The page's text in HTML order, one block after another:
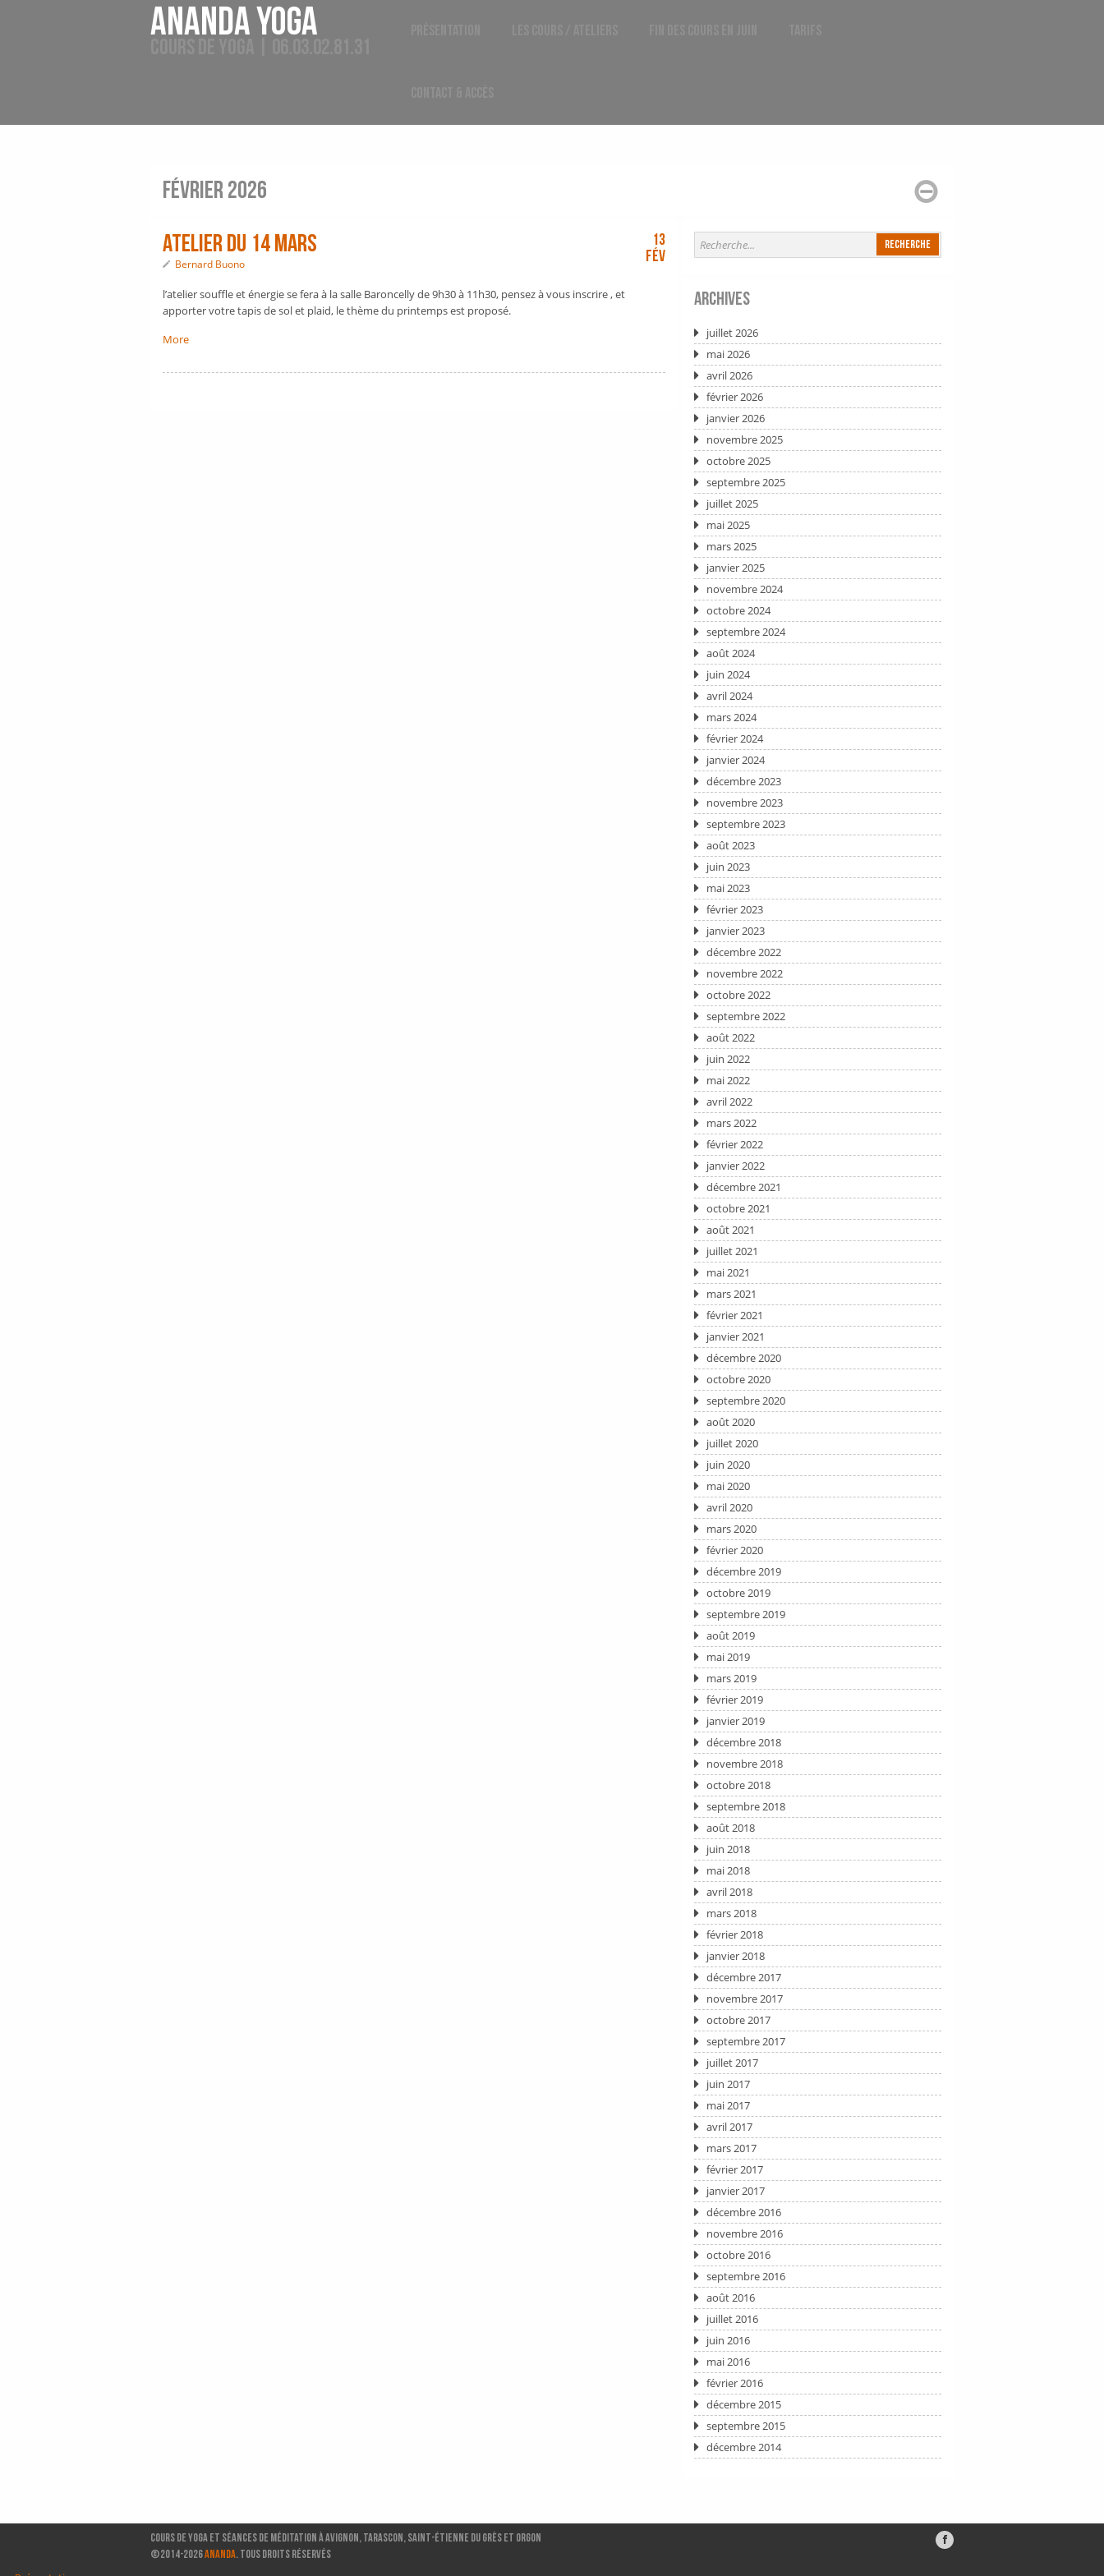
Ananda Yoga
février 2026
Atelier du 14 mars
Bernard Buono
13
Fév
l’atelier souffle et énergie se fera à la salle Baroncelly de 9h30 à 11h30, pensez à vous inscrire , et
apporter votre tapis de sol et plaid, le thème du printemps est proposé.
More
Archives
juillet 2026
mai 2026
avril 2026
février 2026
janvier 2026
novembre 2025
octobre 2025
septembre 2025
juillet 2025
mai 2025
mars 2025
janvier 2025
novembre 2024
octobre 2024
septembre 2024
août 2024
juin 2024
avril 2024
mars 2024
février 2024
janvier 2024
décembre 2023
novembre 2023
septembre 2023
août 2023
juin 2023
mai 2023
février 2023
janvier 2023
décembre 2022
novembre 2022
octobre 2022
septembre 2022
août 2022
juin 2022
mai 2022
avril 2022
mars 2022
février 2022
janvier 2022
décembre 2021
octobre 2021
août 2021
juillet 2021
mai 2021
mars 2021
février 2021
janvier 2021
décembre 2020
octobre 2020
septembre 2020
août 2020
juillet 2020
juin 2020
mai 2020
avril 2020
mars 2020
février 2020
décembre 2019
octobre 2019
septembre 2019
août 2019
mai 2019
mars 2019
février 2019
janvier 2019
décembre 2018
novembre 2018
octobre 2018
septembre 2018
août 2018
juin 2018
mai 2018
avril 2018
mars 2018
février 2018
janvier 2018
décembre 2017
novembre 2017
octobre 2017
septembre 2017
juillet 2017
juin 2017
mai 2017
avril 2017
mars 2017
février 2017
janvier 2017
décembre 2016
novembre 2016
octobre 2016
septembre 2016
août 2016
juillet 2016
juin 2016
mai 2016
février 2016
décembre 2015
septembre 2015
décembre 2014
Cours de Yoga et séances de méditation à Avignon, Tarascon, Saint-ÉTIENNE DU GRÈS et ORGON
©2014-2026ANANDA. TOUS DROITS RÉSERVÉS